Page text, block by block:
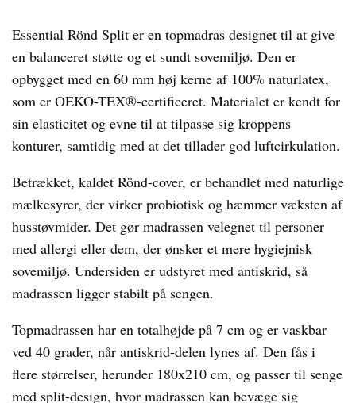
Essential Rönd Split er en topmadras designet til at give
en balanceret støtte og et sundt sovemiljø. Den er
opbygget med en 60 mm høj kerne af 100% naturlatex,
som er OEKO-TEX®-certificeret. Materialet er kendt for
sin elasticitet og evne til at tilpasse sig kroppens
konturer, samtidig med at det tillader god luftcirkulation.
Betrækket, kaldet Rönd-cover, er behandlet med naturlige
mælkesyrer, der virker probiotisk og hæmmer væksten af
husstøvmider. Det gør madrassen velegnet til personer
med allergi eller dem, der ønsker et mere hygiejnisk
sovemiljø. Undersiden er udstyret med antiskrid, så
madrassen ligger stabilt på sengen.
Topmadrassen har en totalhøjde på 7 cm og er vaskbar
ved 40 grader, når antiskrid-delen lynes af. Den fås i
flere størrelser, herunder 180x210 cm, og passer til senge
med split-design, hvor madrassen kan bevæge sig